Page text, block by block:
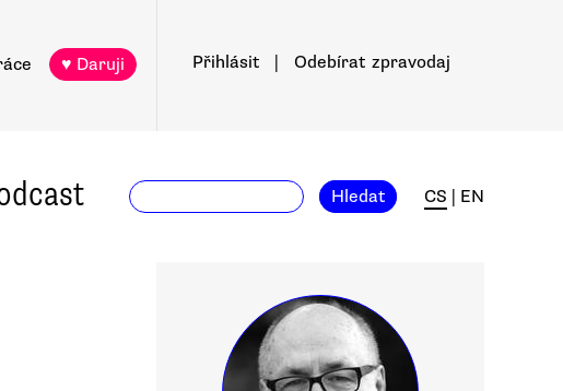
♥ Daruji Přihlásit Odebírat zpravodaj
Hledat CS EN